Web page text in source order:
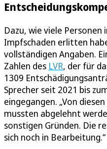
Dazu, wie viele Personen
Impfschaden erlitten
vollständigen Angaben.
Zahlen des LVR, der für
1309
Sprecher seit 2021 bis
eingegangen. „Von
mussten abgelehnt
sonstigen Gründen. Die
sich noch in Bearbeitung.“